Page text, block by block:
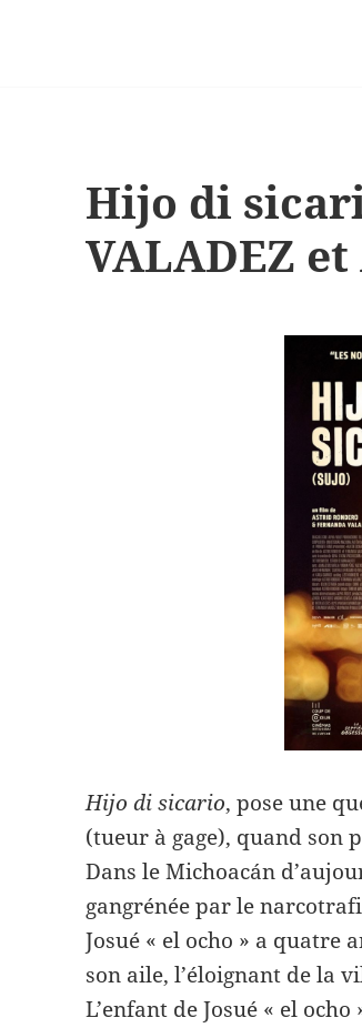
Hijo di
VALADEZ
Hijo di sicario, pose une
(tueur à gage), quand son
Dans le Michoacán
gangrénée par le
Josué « el ocho » a quatre
son aile, l’éloignant de la
L’enfant de Josué « el